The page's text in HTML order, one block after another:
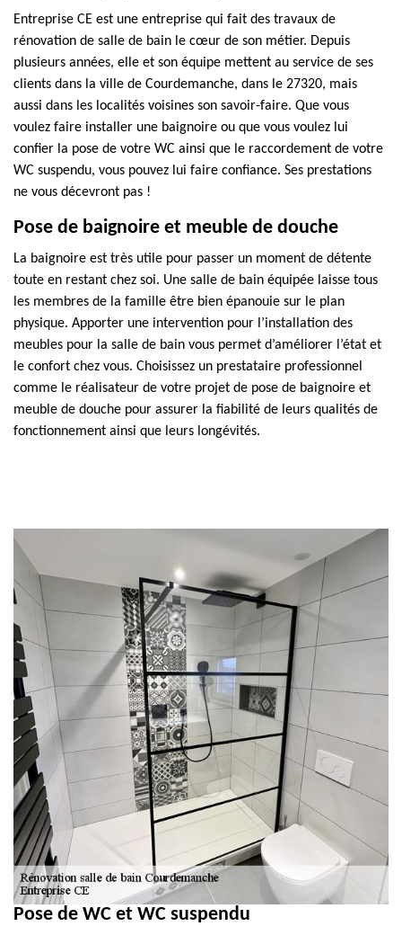
Entreprise CE est une entreprise qui fait des travaux de
rénovation de salle de bain le cœur de son métier. Depuis
plusieurs années, elle et son équipe mettent au service de ses
clients dans la ville de Courdemanche, dans le 27320, mais
aussi dans les localités voisines son savoir-faire. Que vous
voulez faire installer une baignoire ou que vous voulez lui
confier la pose de votre WC ainsi que le raccordement de votre
WC suspendu, vous pouvez lui faire confiance. Ses prestations
ne vous décevront pas !
Pose de baignoire et meuble de douche
La baignoire est très utile pour passer un moment de détente
toute en restant chez soi. Une salle de bain équipée laisse tous
les membres de la famille être bien épanouie sur le plan
physique. Apporter une intervention pour l’installation des
meubles pour la salle de bain vous permet d’améliorer l’état et
le confort chez vous. Choisissez un prestataire professionnel
comme le réalisateur de votre projet de pose de baignoire et
meuble de douche pour assurer la fiabilité de leurs qualités de
fonctionnement ainsi que leurs longévités.
Pose de WC et WC suspendu